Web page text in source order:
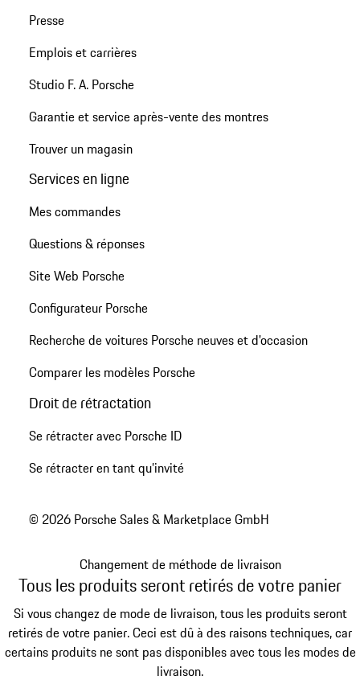
Presse
Emplois et carrières
Studio F. A. Porsche
Garantie et service après-vente des montres
Trouver un magasin
Services en ligne
Mes commandes
Questions & réponses
Site Web Porsche
Configurateur Porsche
Recherche de voitures Porsche neuves et d'occasion
Comparer les modèles Porsche
Droit de rétractation
Se rétracter avec Porsche ID
Se rétracter en tant qu’invité
© 2026 Porsche Sales & Marketplace GmbH
Changement de méthode de livraison
Tous les produits seront retirés de votre panier
Si vous changez de mode de livraison, tous les produits seront
retirés de votre panier. Ceci est dû à des raisons techniques, car
certains produits ne sont pas disponibles avec tous les modes de
livraison.